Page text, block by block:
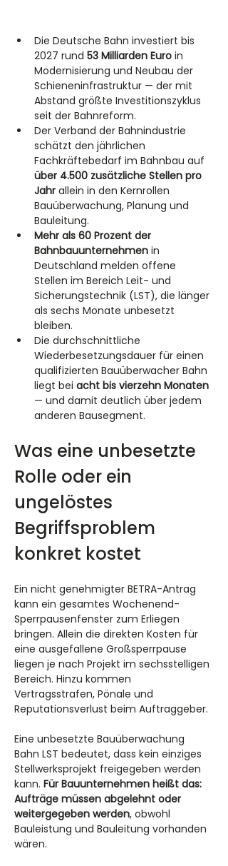
Die Deutsche Bahn investiert bis
2027 rund 53 Milliarden Euro in
Modernisierung und Neubau der
Schieneninfrastruktur — der mit
Abstand größte Investitionszyklus
seit der Bahnreform.
Der Verband der Bahnindustrie
schätzt den jährlichen
Fachkräftebedarf im Bahnbau auf
über 4.500 zusätzliche Stellen pro
Jahr allein in den Kernrollen
Bauüberwachung, Planung und
Bauleitung.
Mehr als 60 Prozent der
Bahnbauunternehmen in
Deutschland melden offene
Stellen im Bereich Leit- und
Sicherungstechnik (LST), die länger
als sechs Monate unbesetzt
bleiben.
Die durchschnittliche
Wiederbesetzungsdauer für einen
qualifizierten Bauüberwacher Bahn
liegt bei acht bis vierzehn Monaten
— und damit deutlich über jedem
anderen Bausegment.
Was eine unbesetzte
Rolle oder ein
ungelöstes
Begriffsproblem
konkret kostet
Ein nicht genehmigter BETRA-Antrag
kann ein gesamtes Wochenend-
Sperrpausenfenster zum Erliegen
bringen. Allein die direkten Kosten für
eine ausgefallene Großsperrpause
liegen je nach Projekt im sechsstelligen
Bereich. Hinzu kommen
Vertragsstrafen, Pönale und
Reputationsverlust beim Auftraggeber.
Eine unbesetzte Bauüberwachung
Bahn LST bedeutet, dass kein einziges
Stellwerksprojekt freigegeben werden
kann. Für Bauunternehmen heißt das:
Aufträge müssen abgelehnt oder
weitergegeben werden, obwohl
Bauleistung und Bauleitung vorhanden
wären.